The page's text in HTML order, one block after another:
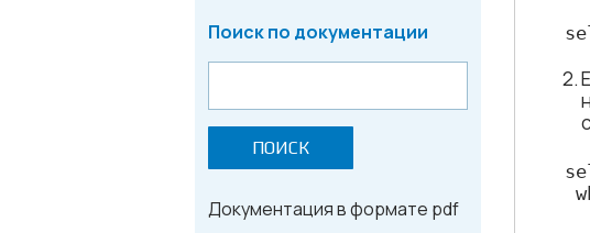
Поиск по документации
ПОИСК
Документация в формате pdf